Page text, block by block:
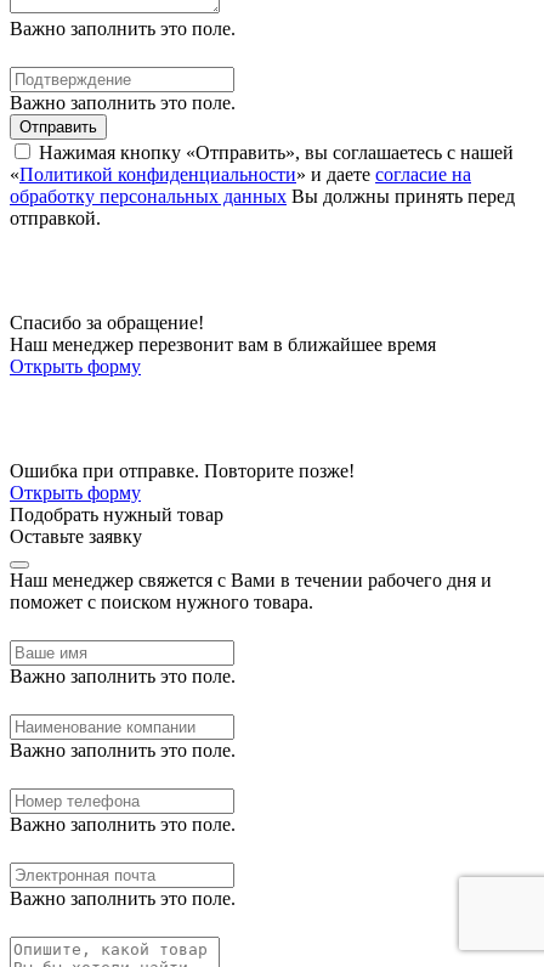
Важно заполнить это поле.
Важно заполнить это поле.
Отправить
Нажимая кнопку «Отправить», вы соглашаетесь с нашей
«Политикой конфиденциальности» и даете согласие на
обработку персональных данных Вы должны принять перед
отправкой.
Спасибо за обращение!
Наш менеджер перезвонит вам в ближайшее время
Открыть форму
Ошибка при отправке. Повторите позже!
Открыть форму
Подобрать нужный товар
Оставьте заявку
Наш менеджер свяжется с Вами в течении рабочего дня и
поможет с поиском нужного товара.
Важно заполнить это поле.
Важно заполнить это поле.
Важно заполнить это поле.
Важно заполнить это поле.